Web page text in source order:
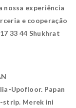
experiência
e cooperação
33 44 Shukhrat
Upofloor. Papan
strip. Merek ini